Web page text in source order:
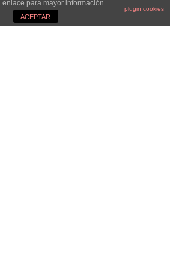
enlace para mayor información.
plugin cookies
ACEPTAR